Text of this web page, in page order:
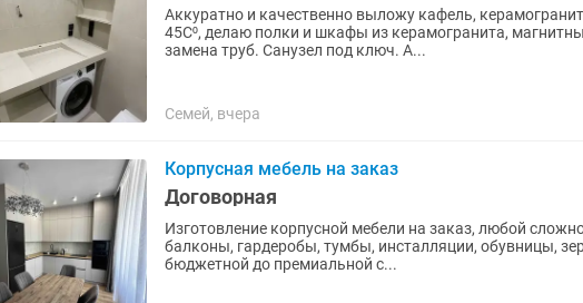
Аккуратно и качественно выложу кафель,
45С⁰, делаю полки и шкафы из керамогранита,
замена труб. Санузел под ключ. А...
Семей, вчера
Корпусная мебель на заказ
Договорная
Изготовление корпусной мебели на заказ, любой
балконы, гардеробы, тумбы, инсталляции, обувницы,
бюджетной до премиальной с...